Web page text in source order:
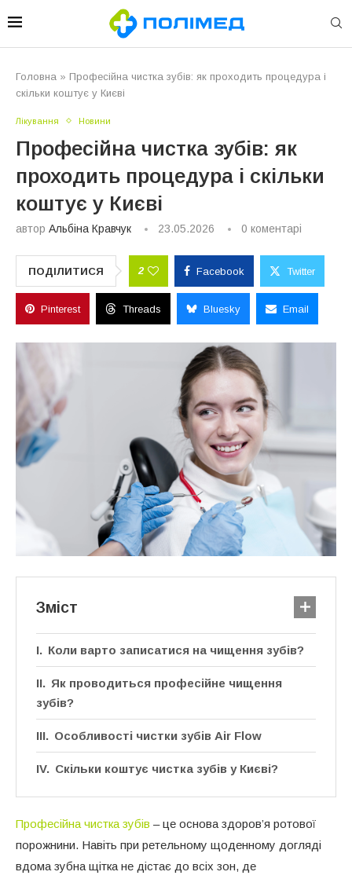
Головна » Професійна чистка зубів: як проходить процедура і
скільки коштує у Києві
Лікування Новини
Професійна чистка зубів: як
проходить процедура і скільки
коштує у Києві
автор Альбіна Кравчук 23.05.2026 0 коментарі
ПОДІЛИТИСЯ 2 Facebook Twitter
Pinterest Threads Bluesky Email
Зміст
Коли варто записатися на чищення зубів?
Як проводиться професійне чищення
зубів?
Особливості чистки зубів Air Flow
Скільки коштує чистка зубів у Києві?
Професійна чистка зубів – це основа здоров’я ротової
порожнини. Навіть при ретельному щоденному догляді
вдома зубна щітка не дістає до всіх зон, де